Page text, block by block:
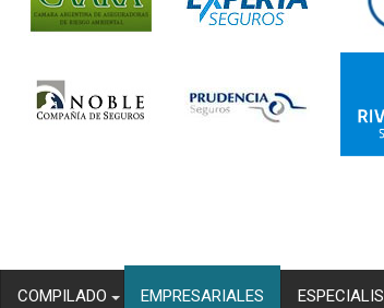
COMPILADO EMPRESARIALES